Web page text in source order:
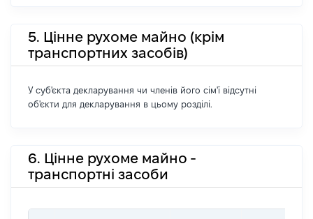
5. Цінне рухоме майно (крім
транспортних засобів)
У суб'єкта декларування чи членів його сім'ї відсутні
об'єкти для декларування в цьому розділі.
6. Цінне рухоме майно -
транспортні засоби